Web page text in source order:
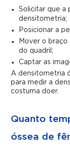
Solicitar que a
densitometria;
Posicionar a
Mover o
do quadril;
Captar as
A densitometria
para medir a
costuma doer.
Quanto
óssea de